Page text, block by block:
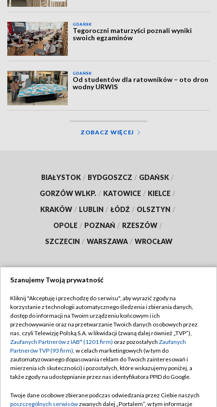
GDAŃSK
Tegoroczni maturzyści poznali wyniki
swoich egzaminów
GDAŃSK
Od studentów dla ratowników – oto dron
wodny URWIS
ZOBACZ WIĘCEJ
BIAŁYSTOK / BYDGOSZCZ / GDAŃSK /
GORZÓW WLKP. / KATOWICE / KIELCE /
KRAKÓW / LUBLIN / ŁÓDŹ / OLSZTYN /
OPOLE / POZNAŃ / RZESZÓW /
SZCZECIN / WARSZAWA / WROCŁAW
TVP
Abonament TVP
Emisja w TVP
Centrum informacji TVP
Naziemna Telewizja Cyfrowa
Rada Programowa
Regulamin TVP
Polityka prywatności
Moje zgody
Pomoc
Kontakt
Szanujemy Twoją prywatność
Kliknij "Akceptuję i przechodzę do serwisu", aby wyrazić zgody na
korzystanie z technologii automatycznego śledzenia i zbierania danych,
dostęp do informacji na Twoim urządzeniu końcowym i ich
przechowywanie oraz na przetwarzanie Twoich danych osobowych przez
nas, czyli Telewizję Polską S.A. w likwidacji (zwaną dalej również „TVP”),
Zaufanych Partnerów z IAB* (1201 firm) oraz pozostałych Zaufanych
Partnerów TVP (93 firm), w celach marketingowych (w tym do
zautomatyzowanego dopasowania reklam do Twoich zainteresowań i
mierzenia ich skuteczności) i pozostałych, które wskazujemy poniżej, a
także zgody na udostępnianie przez nas identyfikatora PPID do Google.
Twoje dane osobowe zbierane podczas odwiedzania przez Ciebie naszych
poszczególnych serwisówzwanych dalej „Portalem”, w tym informacje